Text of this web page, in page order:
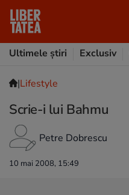
Ultimele știri
Exclusiv
|Lifestyle
Scrie-i lui Bahmu
Petre Dobrescu
10 mai 2008, 15:49